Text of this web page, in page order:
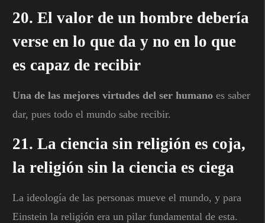
20. El valor de un hombre debería
verse en lo que da y no en lo que
es capaz de recibir
Una de las mejores virtudes del ser humano es saber
dar, pues todo el mundo sabe recibir.
21. La ciencia sin religión es coja,
la religión sin la ciencia es ciega
La ideología de las personas mueve el mundo, y para
Einstein la religión era un pilar fundamental de esta.